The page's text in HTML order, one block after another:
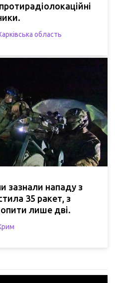
область
зазнали нападу з
35 ракет, з
лише дві.